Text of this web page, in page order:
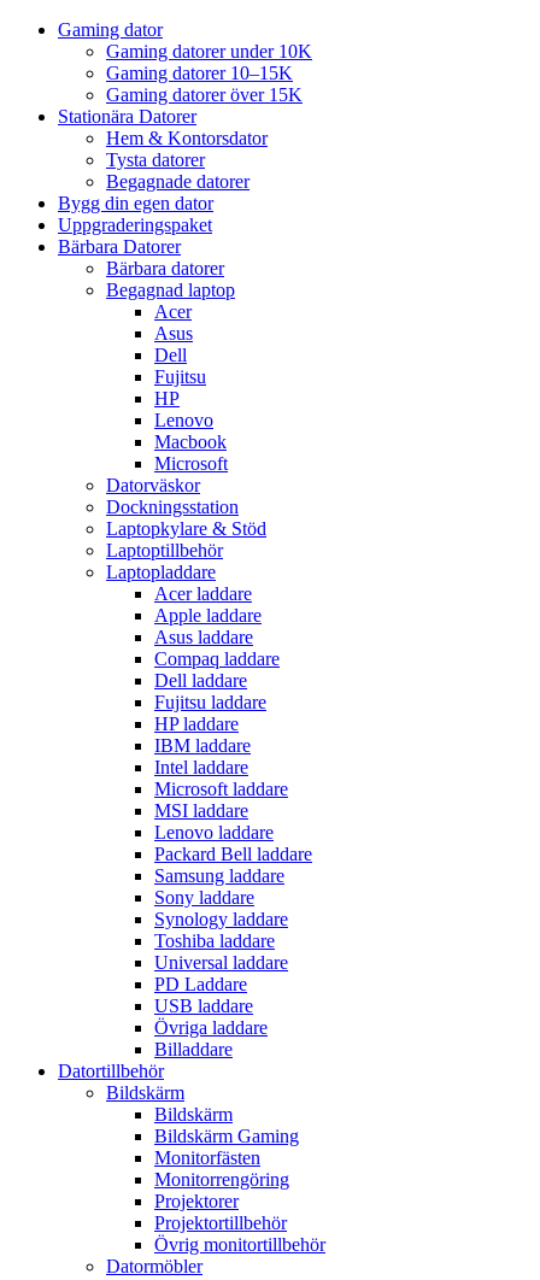
Gaming dator
Gaming datorer under 10K
Gaming datorer 10–15K
Gaming datorer över 15K
Stationära Datorer
Hem & Kontorsdator
Tysta datorer
Begagnade datorer
Bygg din egen dator
Uppgraderingspaket
Bärbara Datorer
Bärbara datorer
Begagnad laptop
Acer
Asus
Dell
Fujitsu
HP
Lenovo
Macbook
Microsoft
Datorväskor
Dockningsstation
Laptopkylare & Stöd
Laptoptillbehör
Laptopladdare
Acer laddare
Apple laddare
Asus laddare
Compaq laddare
Dell laddare
Fujitsu laddare
HP laddare
IBM laddare
Intel laddare
Microsoft laddare
MSI laddare
Lenovo laddare
Packard Bell laddare
Samsung laddare
Sony laddare
Synology laddare
Toshiba laddare
Universal laddare
PD Laddare
USB laddare
Övriga laddare
Billaddare
Datortillbehör
Bildskärm
Bildskärm
Bildskärm Gaming
Monitorfästen
Monitorrengöring
Projektorer
Projektortillbehör
Övrig monitortillbehör
Datormöbler